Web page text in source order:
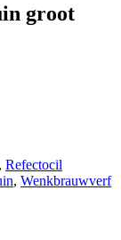
groot
, Refectocil
, Wenkbrauwverf